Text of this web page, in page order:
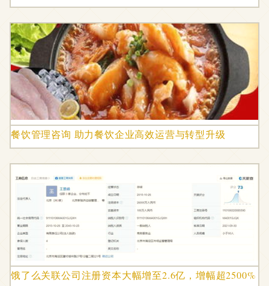
餐饮管理咨询 助力餐饮企业高效运营与转型升级
饿了么关联公司注册资本大幅增至2.6亿，增幅超2500%